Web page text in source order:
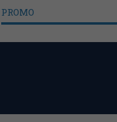
PROMO